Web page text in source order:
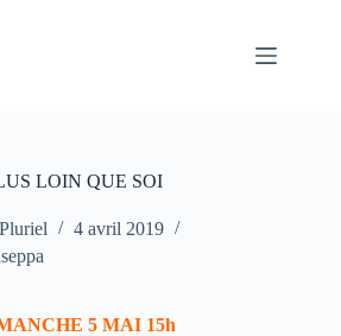
LOIN QUE SOI
4 avril 2019
5 MAI 15h